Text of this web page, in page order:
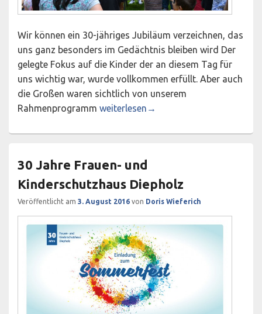
Wir können ein 30-jähriges Jubiläum verzeichnen, das
uns ganz besonders im Gedächtnis bleiben wird Der
gelegte Fokus auf die Kinder der an diesem Tag für
uns wichtig war, wurde vollkommen erfüllt. Aber auch
die Großen waren sichtlich von unserem
Rahmenprogramm Ein gelungenes Fest der Verbundenheit
weiterlesen →
30 Jahre Frauen- und
Kinderschutzhaus Diepholz
Veröffentlicht am 3. August 2016 von Doris Wieferich